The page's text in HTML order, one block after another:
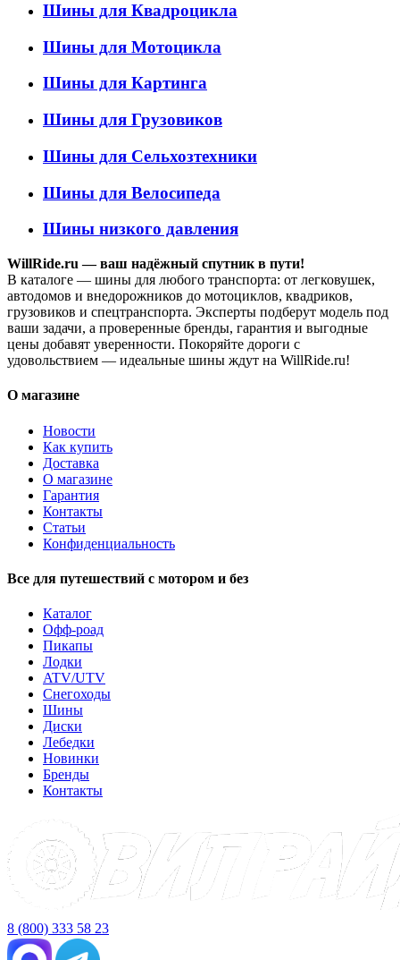
Шины для Квадроцикла
Шины для Мотоцикла
Шины для Картинга
Шины для Грузовиков
Шины для Сельхозтехники
Шины для Велосипеда
Шины низкого давления
WillRide.ru — ваш надёжный спутник в пути!
В каталоге — шины для любого транспорта: от легковушек,
автодомов и внедорожников до мотоциклов, квадриков,
грузовиков и спецтранспорта. Эксперты подберут модель под
ваши задачи, а проверенные бренды, гарантия и выгодные
цены добавят уверенности. Покоряйте дороги с
удовольствием — идеальные шины ждут на WillRide.ru!
О магазине
Новости
Как купить
Доставка
О магазине
Гарантия
Контакты
Статьи
Конфиденциальность
Все для путешествий с мотором и без
Каталог
Офф-роад
Пикапы
Лодки
ATV/UTV
Снегоходы
Шины
Диски
Лебедки
Новинки
Бренды
Контакты
8 (800) 333 58 23